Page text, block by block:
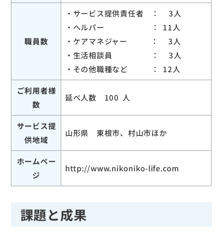
職員数
・サービス提供責任者 ： 3人
・ヘルパー ： 11人
・ケアマネジャー ： 3人
・生活相談員 ： 3人
・その他職種など ： 12人
ご利用者様
数
延べ人数 100 人
サービス提
供地域
山形県 東根市、村山市ほか
ホームペー
ジ
http://www.nikoniko-life.com
課題と成果